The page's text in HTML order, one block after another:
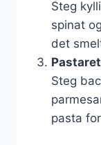
Steg
spinat
det
Steg
pasta